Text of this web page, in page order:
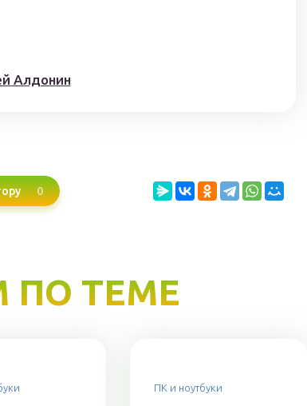
Алдонин
0
ПО ТЕМЕ
ПК и ноутбуки